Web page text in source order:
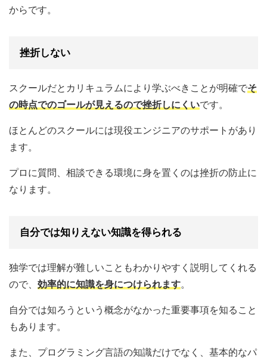
からです。
挫折しない
スクールだとカリキュラムにより学ぶべきことが明確でそ
の時点でのゴールが見えるので挫折しにくいです。
ほとんどのスクールには現役エンジニアのサポートがあり
ます。
プロに質問、相談できる環境に身を置くのは挫折の防止に
なります。
自分では知りえない知識を得られる
独学では理解が難しいこともわかりやすく説明してくれる
ので、 効率的に知識を身につけられます。
自分では知ろうという概念がなかった重要事項を知ること
もあります。
また、プログラミング言語の知識だけでなく、基本的なパ